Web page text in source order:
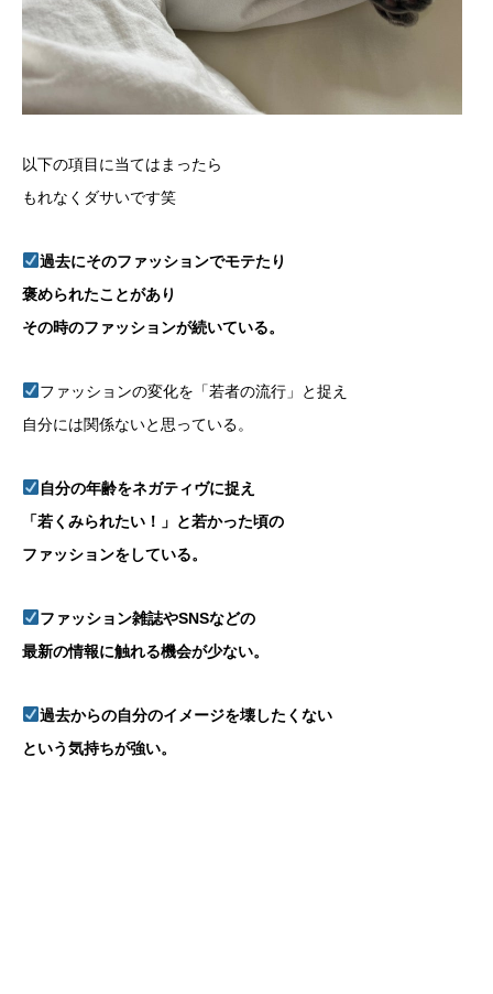
以下の項目に当てはまったら
もれなくダサいです笑
過去にそのファッションでモテたり
褒められたことがあり
その時のファッションが続いている。
ファッションの変化を「若者の流行」と捉え
自分には関係ないと思っている。
自分の年齢をネガティヴに捉え
「若くみられたい！」と若かった頃の
ファッションをしている。
ファッション雑誌やSNSなどの
最新の情報に触れる機会が少ない。
過去からの自分のイメージを壊したくない
という気持ちが強い。